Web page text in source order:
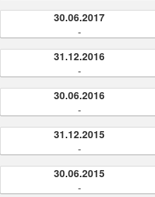
30.06.2017
-
31.12.2016
-
30.06.2016
-
31.12.2015
-
30.06.2015
-